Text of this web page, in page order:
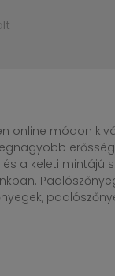
online módon
és a keleti mintájú